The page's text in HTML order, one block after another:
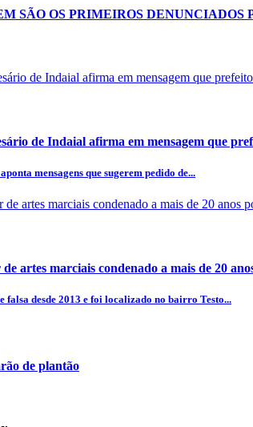
SÃO OS PRIMEIROS
de Indaial afirma em mensagem que
mensagens que sugerem pedido de...
artes marciais condenado a mais de 20
falsa desde 2013 e foi localizado no bairro Testo...
de plantão